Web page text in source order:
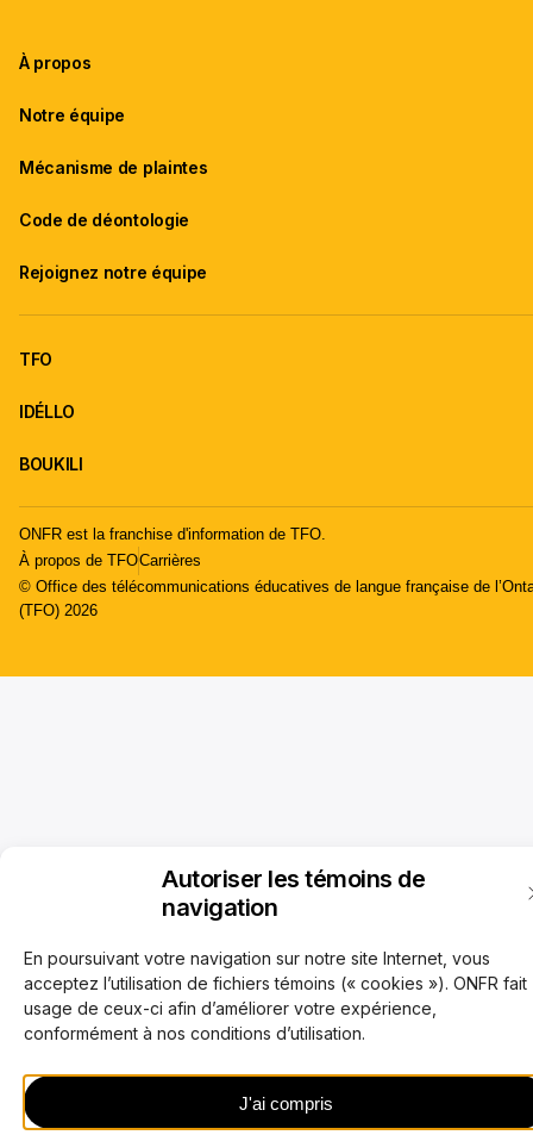
Autoriser les témoins de
navigation
En poursuivant votre navigation sur notre site Internet, vous
acceptez l’utilisation de fichiers témoins (« cookies »). ONFR fait
usage de ceux-ci afin d’améliorer votre expérience,
conformément à nos conditions d’utilisation.
J'ai compris
À propos
Notre équipe
Mécanisme de plaintes
Code de déontologie
Rejoignez notre équipe
TFO
IDÉLLO
BOUKILI
ONFR est la franchise d'information de TFO.
À propos de TFOCarrières
© Office des télécommunications éducatives de langue française de
(TFO) 2026